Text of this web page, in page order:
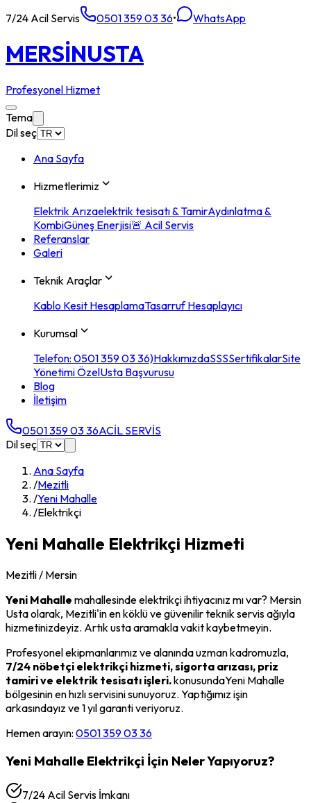
7/24 Acil Servis 0501 359 03 36• WhatsApp
MERSİNUSTA
Profesyonel Hizmet
Tema
Dil seç
Ana Sayfa
Hizmetlerimiz
Elektrik Arızaelektrik tesisatı & TamirAydınlatma &
KombiGüneş Enerjisi🚨 Acil Servis
Referanslar
Galeri
Teknik Araçlar
Kablo Kesit HesaplamaTasarruf Hesaplayıcı
Kurumsal
Telefon: 0501 359 03 36)HakkımızdaSSSSertifikalarSite
Yönetimi ÖzelUsta Başvurusu
Blog
İletişim
0501 359 03 36ACİL SERVİS
Dil seç
Ana Sayfa
/Mezitli
/Yeni Mahalle
/Elektrikçi
Yeni Mahalle Elektrikçi Hizmeti
Mezitli / Mersin
Yeni Mahalle mahallesindeelektrikçiihtiyacınız mı var? Mersin
Usta olarak, Mezitli'in en köklü ve güvenilir teknik servis ağıyla
hizmetinizdeyiz. Artık usta aramakla vakit kaybetmeyin.
Profesyonel ekipmanlarımız ve alanında uzman kadromuzla,
7/24 nöbetçi elektrikçi hizmeti, sigorta arızası, priz
tamiri ve elektrik tesisatı işleri.konusundaYeni Mahalle
bölgesinin en hızlı servisini sunuyoruz. Yaptığımız işin
arkasındayız ve 1 yıl garanti veriyoruz.
Hemen arayın: 0501 359 03 36
Yeni Mahalle Elektrikçi İçin Neler Yapıyoruz?
7/24 Acil Servis İmkanı